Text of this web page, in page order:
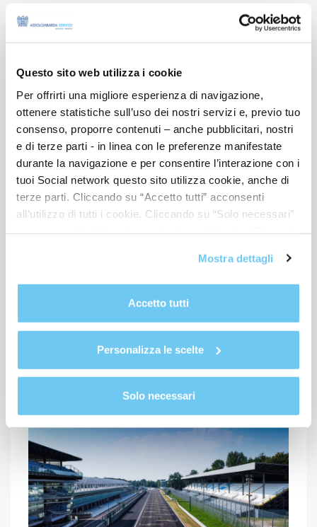
Questo sito web utilizza i cookie
Per offrirti una migliore esperienza di navigazione,
ottenere statistiche sull’uso dei nostri servizi e, previo tuo
consenso, proporre contenuti – anche pubblicitari, nostri
e di terze parti - in linea con le preferenze manifestate
durante la navigazione e per consentire l’interazione con i
tuoi Social network questo sito utilizza cookie, anche di
terze parti. Cliccando su “Accetto tutti” acconsenti
all’utilizzo di tutti i cookie. Cliccando su “Solo necessari”
propria volontà in relazione a ciascuna categoria di
cookie del sito. Per ulteriori informazioni consulta la
Mostra dettagli
Accetto tutti
Personalizza le scelte
Solo necessari
vantaggiose nell’ambito dell’educazione bilingue
VEDI DETTAGLI